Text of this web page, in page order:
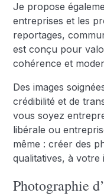
Je propose
entreprises et les
reportages,
est conçu pour
cohérence et
Des images
crédibilité et de
vous soyez
libérale ou
même : créer des
qualitatives, à votre
Photographie